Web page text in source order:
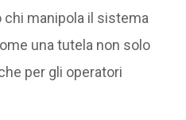
manipola il sistema
una tutela non solo
per gli operatori